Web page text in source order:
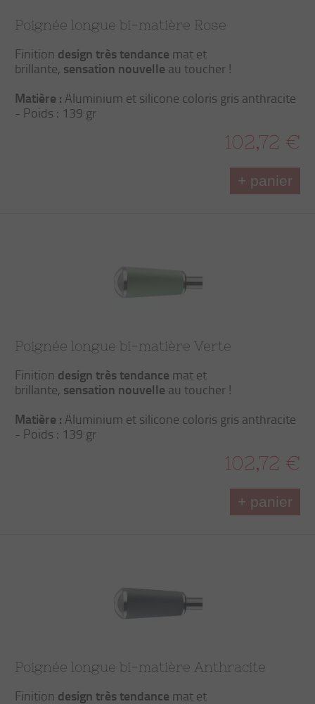
Poignée longue bi-matière Rose
Finition design très tendance mat et
brillante, sensation nouvelle au toucher !
Matière : Aluminium et silicone coloris gris anthracite
- Poids : 139 gr
102,72 €
+ panier
Poignée longue bi-matière Verte
Finition design très tendance mat et
brillante, sensation nouvelle au toucher !
Matière : Aluminium et silicone coloris gris anthracite
- Poids : 139 gr
102,72 €
+ panier
Poignée longue bi-matière Anthracite
Finition design très tendance mat et